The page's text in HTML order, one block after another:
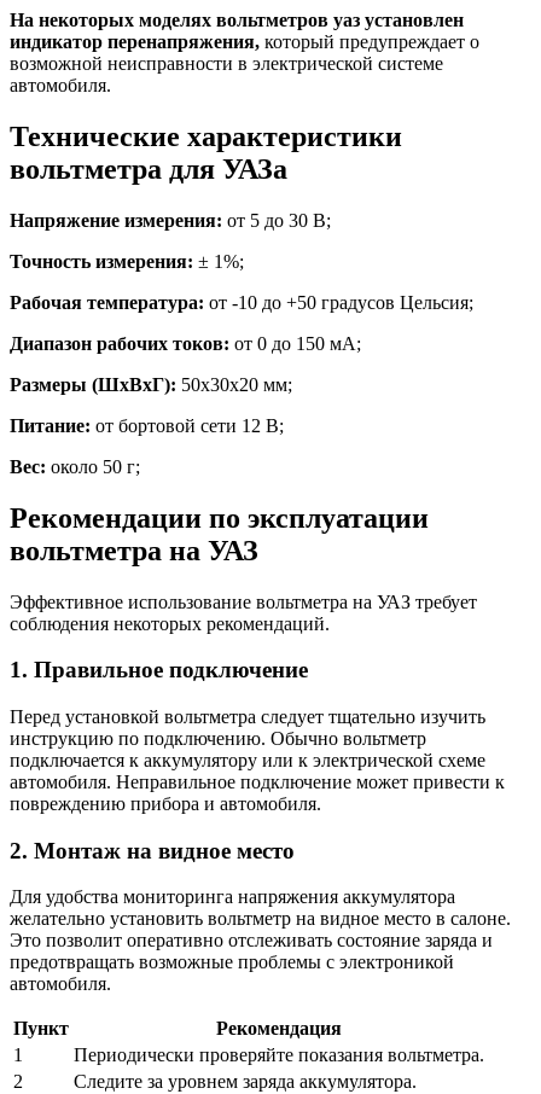
На некоторых моделях вольтметров уаз установлен
индикатор перенапряжения, который предупреждает о
возможной неисправности в электрической системе
автомобиля.
Технические характеристики
вольтметра для УАЗа
Напряжение измерения: от 5 до 30 В;
Точность измерения: ± 1%;
Рабочая температура: от -10 до +50 градусов Цельсия;
Диапазон рабочих токов: от 0 до 150 мА;
Размеры (ШхВxГ): 50x30x20 мм;
Питание: от бортовой сети 12 В;
Вес: около 50 г;
Рекомендации по эксплуатации
вольтметра на УАЗ
Эффективное использование вольтметра на УАЗ требует
соблюдения некоторых рекомендаций.
1. Правильное подключение
Перед установкой вольтметра следует тщательно изучить
инструкцию по подключению. Обычно вольтметр
подключается к аккумулятору или к электрической схеме
автомобиля. Неправильное подключение может привести к
повреждению прибора и автомобиля.
2. Монтаж на видное место
Для удобства мониторинга напряжения аккумулятора
желательно установить вольтметр на видное место в салоне.
Это позволит оперативно отслеживать состояние заряда и
предотвращать возможные проблемы с электроникой
автомобиля.
Пункт
Рекомендация
1
Периодически проверяйте показания вольтметра.
2
Следите за уровнем заряда аккумулятора.